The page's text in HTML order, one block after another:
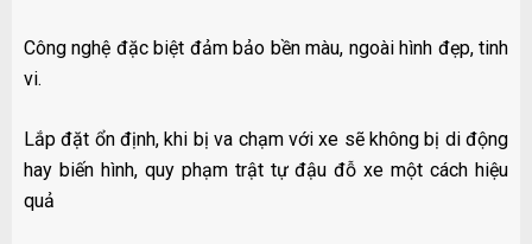
Công nghệ đặc biệt đảm bảo bền màu, ngoài hình đẹp, tinh
vi.
Lắp đặt ổn định, khi bị va chạm với xe sẽ không bị di động
hay biến hình, quy phạm trật tự đậu đỗ xe một cách hiệu
quả